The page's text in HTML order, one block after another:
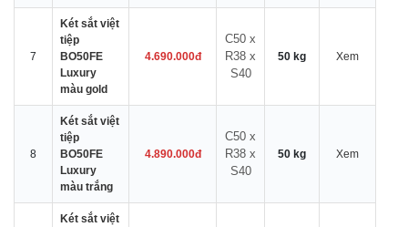
7
Két sắt việt
tiệp
BO50FE
Luxury
màu gold
4.690.000đ
C50 x
R38 x
S40
50 kg Xem
8
Két sắt việt
tiệp
BO50FE
Luxury
màu trắng
4.890.000đ
C50 x
R38 x
S40
50 kg Xem
Két sắt việt